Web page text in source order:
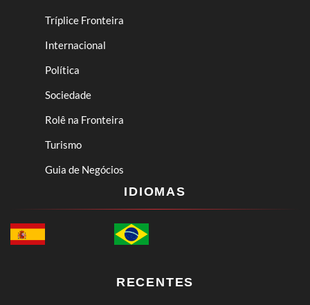
Tríplice Fronteira
Internacional
Política
Sociedade
Rolê na Fronteira
Turismo
Guia de Negócios
IDIOMAS
RECENTES